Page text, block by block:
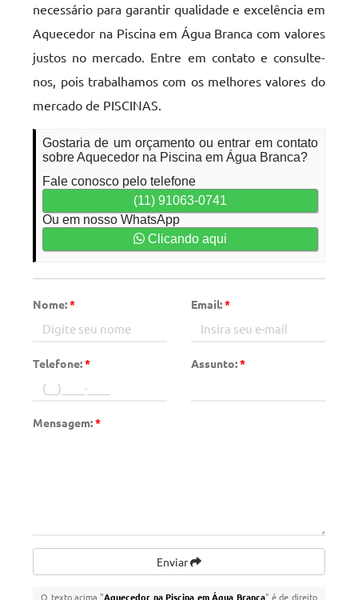
necessário para garantir qualidade e excelência em
Aquecedor na Piscina em Água Branca com valores
justos no mercado. Entre em contato e consulte-
nos, pois trabalhamos com os melhores valores do
mercado de PISCINAS.
Gostaria de um orçamento ou entrar em contato
sobre Aquecedor na Piscina em Água Branca?
Fale conosco pelo telefone
(11) 91063-0741
Ou em nosso WhatsApp
Clicando aqui
Nome:* Email:*
Telefone:* Assunto:*
Mensagem:*
Enviar
O texto acima "Aquecedor na Piscina em Água Branca" é de direito